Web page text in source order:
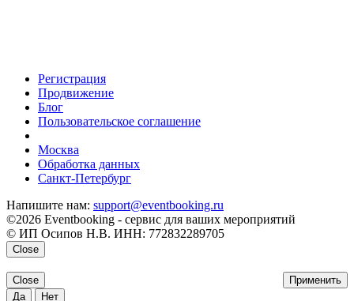
Регистрация
Продвижение
Блог
Пользовательское соглашение
Москва
Обработка данных
Санкт-Петербург
Напишите нам: support@eventbooking.ru
©2026 Eventbooking - сервис для ваших мероприятий
© ИП Осипов Н.В. ИНН: 772832289705
Close
Применить
Close
Да
Нет